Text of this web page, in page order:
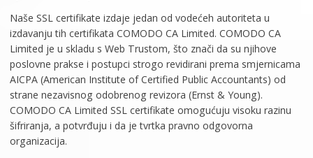
Naše SSL certifikate izdaje jedan od vodećeh autoriteta u
izdavanju tih certifikata COMODO CA Limited. COMODO CA
Limited je u skladu s Web Trustom, što znači da su njihove
poslovne prakse i postupci strogo revidirani prema smjernicama
AICPA (American Institute of Certified Public Accountants) od
strane nezavisnog odobrenog revizora (Ernst & Young).
COMODO CA Limited SSL certifikate omogućuju visoku razinu
šifriranja, a potvrđuju i da je tvrtka pravno odgovorna
organizacija.